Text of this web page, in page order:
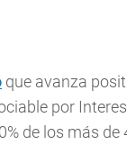
que avanza
por
de los más